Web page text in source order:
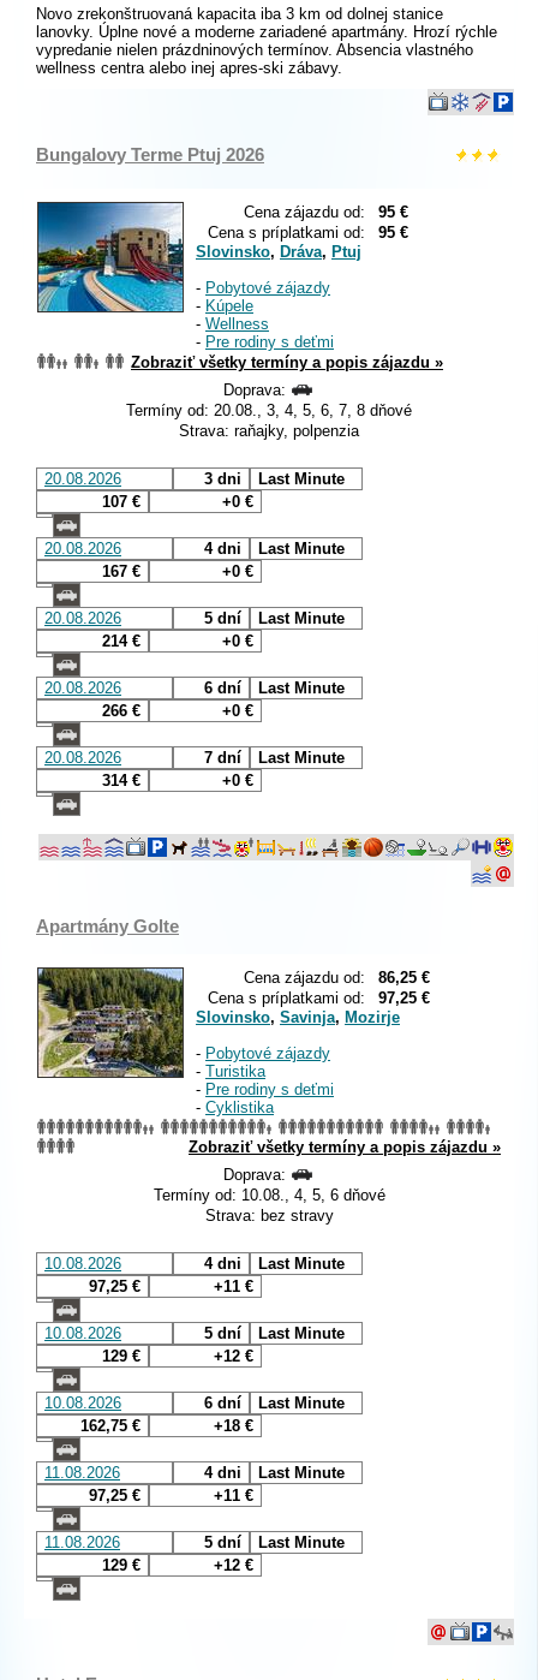
Novo zrekonštruovaná kapacita iba 3 km od dolnej stanice
lanovky. Úplne nové a moderne zariadené apartmány. Hrozí rýchle
vypredanie nielen prázdninových termínov. Absencia vlastného
wellness centra alebo inej apres-ski zábavy.
Bungalovy Terme Ptuj 2026
Cena zájazdu od:
95 €
Cena s príplatkami od:
95 €
Slovinsko, Dráva, Ptuj
- Pobytové zájazdy
- Kúpele
- Wellness
- Pre rodiny s deťmi
Zobraziť všetky termíny a popis zájazdu »
Doprava:
Termíny od: 20.08., 3, 4, 5, 6, 7, 8 dňové
Strava: raňajky, polpenzia
20.08.2026 3 dni
Last Minute
107 €
+0 €
20.08.2026 4 dni
Last Minute
167 €
+0 €
20.08.2026 5 dní
Last Minute
214 €
+0 €
20.08.2026 6 dní
Last Minute
266 €
+0 €
20.08.2026 7 dní
Last Minute
314 €
+0 €
Apartmány Golte
Cena zájazdu od:
86,25 €
Cena s príplatkami od:
97,25 €
Slovinsko, Savinja, Mozirje
- Pobytové zájazdy
- Turistika
- Pre rodiny s deťmi
- Cyklistika
Zobraziť všetky termíny a popis zájazdu »
Doprava:
Termíny od: 10.08., 4, 5, 6 dňové
Strava: bez stravy
10.08.2026 4 dni
Last Minute
97,25 €
+11 €
10.08.2026 5 dní
Last Minute
129 €
+12 €
10.08.2026 6 dní
Last Minute
162,75 €
+18 €
11.08.2026 4 dni
Last Minute
97,25 €
+11 €
11.08.2026 5 dní
Last Minute
129 €
+12 €